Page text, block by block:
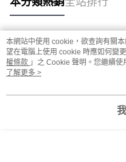
熱門標籤
本網站中使用 cookie，欲查詢有關
望在電腦上使用 cookie 時應如何變
權條款 」之 Cookie 聲明。您繼續
用條款之 Cookie 聲明使用 cookie。
了解更多 >